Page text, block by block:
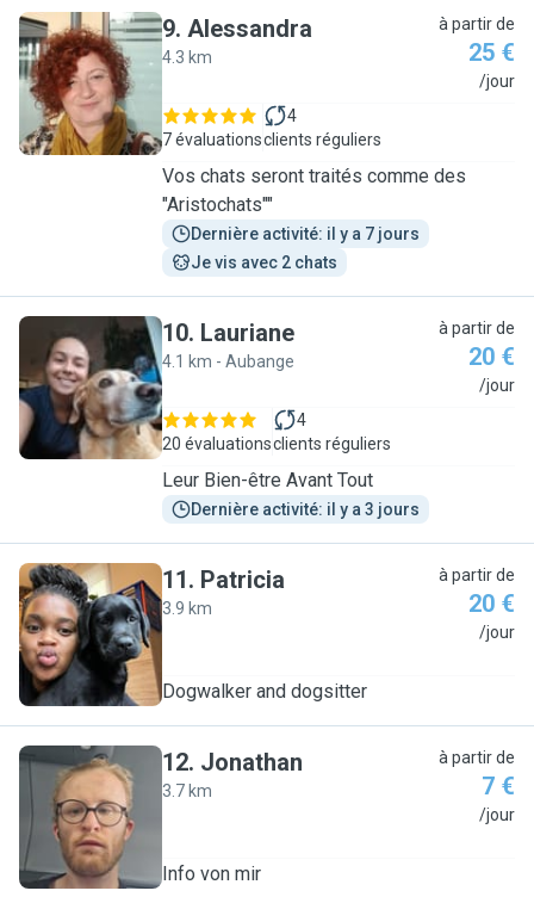
A
9. Alessandra
4.3 km
à partir de
25 €
/jour
7 évaluations
4
clients réguliers
Vos chats seront traités comme des
"Aristochats""
Dernière activité: il y a 7 jours
Je vis avec 2 chats
L
10. Lauriane
4.1 km - Aubange
à partir de
20 €
/jour
20 évaluations
4
clients réguliers
Leur Bien-être Avant Tout
Dernière activité: il y a 3 jours
P
11. Patricia
3.9 km
à partir de
20 €
/jour
Dogwalker and dogsitter
J
12. Jonathan
3.7 km
à partir de
7 €
/jour
Info von mir